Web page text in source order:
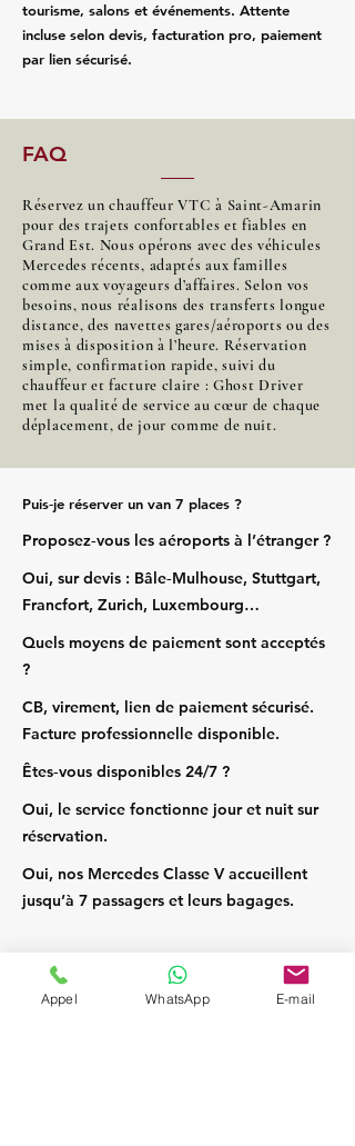
tourisme, salons et événements. Attente
incluse selon devis, facturation pro, paiement
par lien sécurisé.
FAQ
Réservez un chauffeur VTC à Saint-Amarin
pour des trajets confortables et fiables en
Grand Est. Nous opérons avec des véhicules
Mercedes récents, adaptés aux familles
comme aux voyageurs d’affaires. Selon vos
besoins, nous réalisons des transferts longue
distance, des navettes gares/aéroports ou des
mises à disposition à l’heure. Réservation
simple, confirmation rapide, suivi du
chauffeur et facture claire : Ghost Driver
met la qualité de service au cœur de chaque
déplacement, de jour comme de nuit.
Puis‑je réserver un van 7 places ?
Proposez‑vous les aéroports à l’étranger ?
Oui, sur devis : Bâle‑Mulhouse, Stuttgart,
Francfort, Zurich, Luxembourg…
Quels moyens de paiement sont acceptés
?
CB, virement, lien de paiement sécurisé.
Facture professionnelle disponible.
Êtes‑vous disponibles 24/7 ?
Oui, le service fonctionne jour et nuit sur
réservation.
Oui, nos Mercedes Classe V accueillent
jusqu’à 7 passagers et leurs bagages.
Appel WhatsApp E-mail